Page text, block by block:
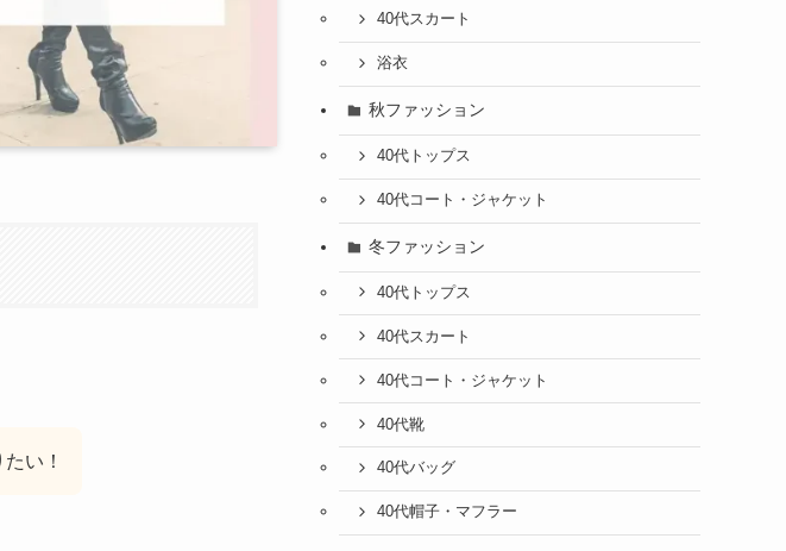
い！
40代スカート
浴衣
秋ファッション
40代トップス
40代コート・ジャケット
冬ファッション
40代トップス
40代スカート
40代コート・ジャケット
40代靴
40代バッグ
40代帽子・マフラー